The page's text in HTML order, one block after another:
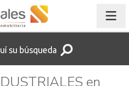
su búsqueda
en